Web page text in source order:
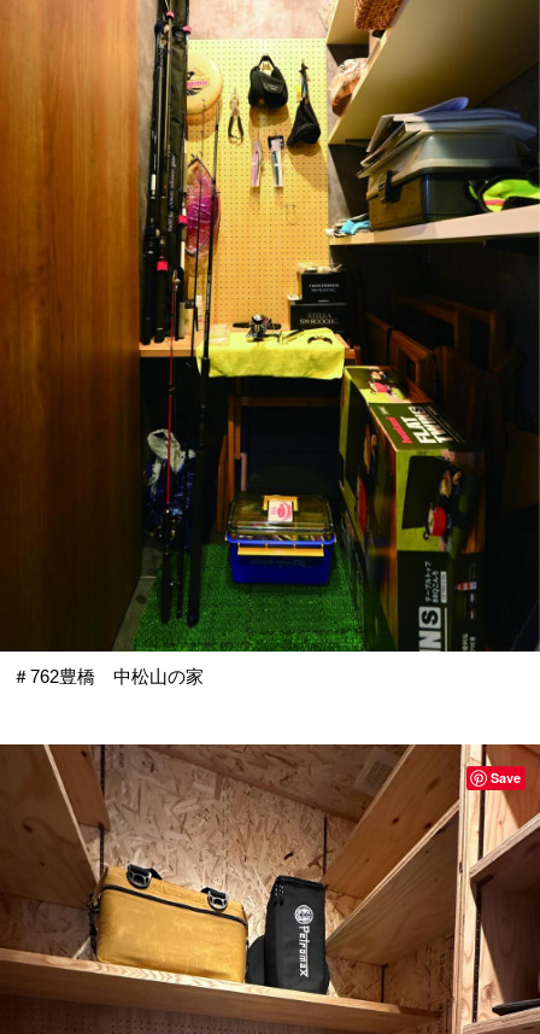
＃762豊橋 中松山の家
Save